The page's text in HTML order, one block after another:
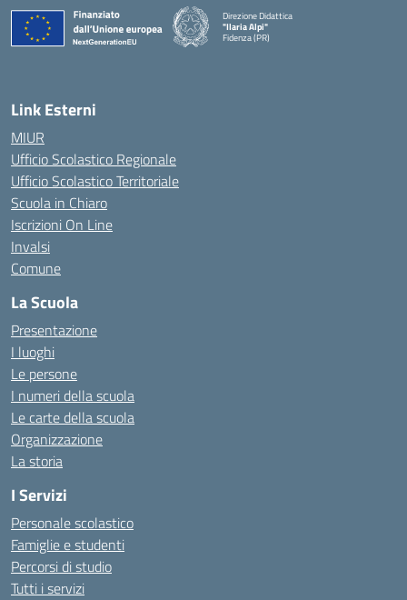
Direzione Didattica
"Ilaria Alpi"
Fidenza (PR)
Link Esterni
MIUR
Ufficio Scolastico Regionale
Ufficio Scolastico Territoriale
Scuola in Chiaro
Iscrizioni On Line
Invalsi
Comune
La Scuola
Presentazione
I luoghi
Le persone
I numeri della scuola
Le carte della scuola
Organizzazione
La storia
I Servizi
Personale scolastico
Famiglie e studenti
Percorsi di studio
Tutti i servizi